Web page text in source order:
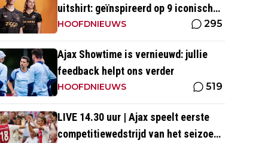
uitshirt: geïnspireerd op 9 iconische
momenten uit clubhistorie
HOOFDNIEUWS 295
Ajax Showtime is vernieuwd: jullie
feedback helpt ons verder
HOOFDNIEUWS 519
LIVE 14.30 uur | Ajax speelt eerste
competitiewedstrijd van het seizoen